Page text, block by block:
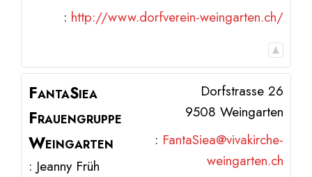
: http://www.dorfverein-weingarten.ch/
FantaSiea
Frauengruppe
Weingarten
: Jeanny Früh
Dorfstrasse 26
9508 Weingarten
: FantaSiea@vivakirche-
weingarten.ch